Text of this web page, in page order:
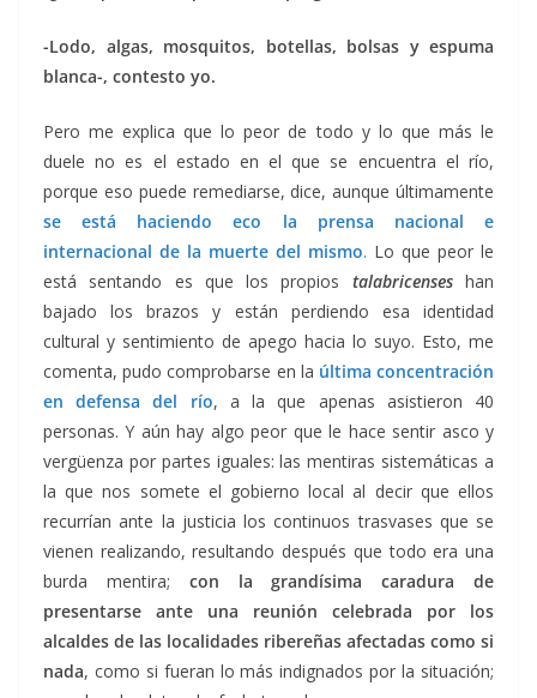
-Lodo, algas, mosquitos, botellas, bolsas y espuma
blanca-, contesto yo.
Pero me explica que lo peor de todo y lo que más le
duele no es el estado en el que se encuentra el río,
porque eso puede remediarse, dice, aunque últimamente
se está haciendo eco la prensa nacional e
internacional de la muerte del mismo. Lo que peor le
está sentando es que los propios talabricenses han
bajado los brazos y están perdiendo esa identidad
cultural y sentimiento de apego hacia lo suyo. Esto, me
comenta, pudo comprobarse en la última concentración
en defensa del río, a la que apenas asistieron 40
personas. Y aún hay algo peor que le hace sentir asco y
vergüenza por partes iguales: las mentiras sistemáticas a
la que nos somete el gobierno local al decir que ellos
recurrían ante la justicia los continuos trasvases que se
vienen realizando, resultando después que todo era una
burda mentira; con la grandísima caradura de
presentarse ante una reunión celebrada por los
alcaldes de las localidades ribereñas afectadas como si
nada, como si fueran lo más indignados por la situación;